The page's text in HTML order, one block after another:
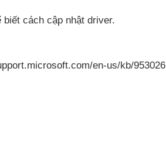
biết cách cập nhật driver.
en-us/kb/953026